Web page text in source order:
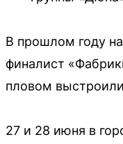
В прошлом году
финалист
пловом
27 и 28 июня в